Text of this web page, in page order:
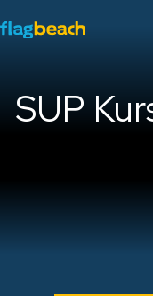
Inhalt
Watersports
Centre
SUP